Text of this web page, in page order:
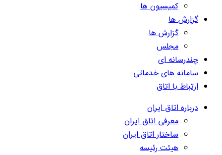
کمیسیون ها
گزارش ها
گزارش ها
مجلس
چندرسانه ای
سامانه های خدماتی
ارتباط با اتاق
درباره اتاق ایران
معرفی اتاق ایران
ساختار اتاق ایران
هیئت رئیسه